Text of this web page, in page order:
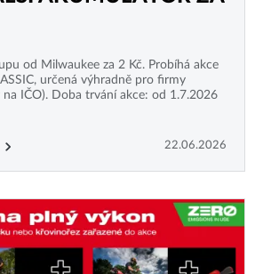
od Milwaukee za 2 Kč. Probíhá akce
určená výhradně pro firmy
IČO). Doba trvání akce: od 1.7.2026
22.06.2026